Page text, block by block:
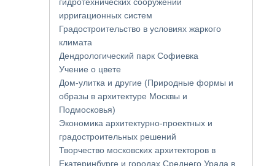
ирригационных систем
Градостроительство в условиях жаркого
климата
Дендрологический парк Софиевка
Учение о цвете
Дом-улитка и другие (Природные формы и
образы в архитектуре Москвы и
Подмосковья)
Экономика архитектурно-проектных и
градостроительных решений
Творчество московских архитекторов в
Екатеринбурге и городах Среднего Урала в